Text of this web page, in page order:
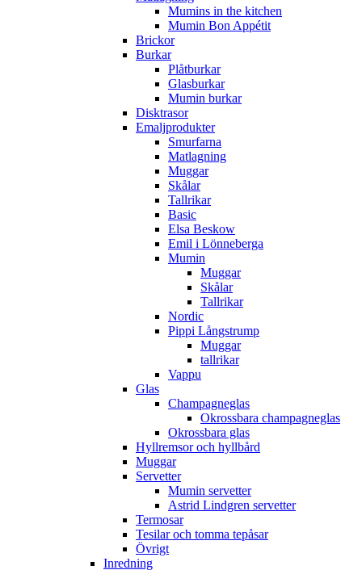
Mumins in the kitchen
Mumin Bon Appétit
Brickor
Burkar
Plåtburkar
Glasburkar
Mumin burkar
Disktrasor
Emaljprodukter
Smurfarna
Matlagning
Muggar
Skålar
Tallrikar
Basic
Elsa Beskow
Emil i Lönneberga
Mumin
Muggar
Skålar
Tallrikar
Nordic
Pippi Långstrump
Muggar
tallrikar
Vappu
Glas
Champagneglas
Okrossbara champagneglas
Okrossbara glas
Hyllremsor och hyllbård
Muggar
Servetter
Mumin servetter
Astrid Lindgren servetter
Termosar
Tesilar och tomma tepåsar
Övrigt
Inredning